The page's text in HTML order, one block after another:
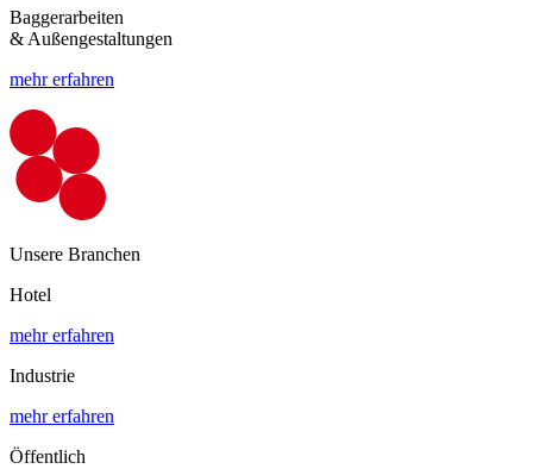
Baggerarbeiten
& Außengestaltungen
mehr erfahren
Unsere Branchen
Hotel
mehr erfahren
Industrie
mehr erfahren
Öffentlich